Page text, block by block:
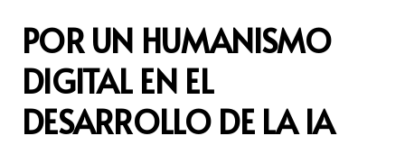
POR UN HUMANISMO
DIGITAL EN EL
DESARROLLO DE LA IA